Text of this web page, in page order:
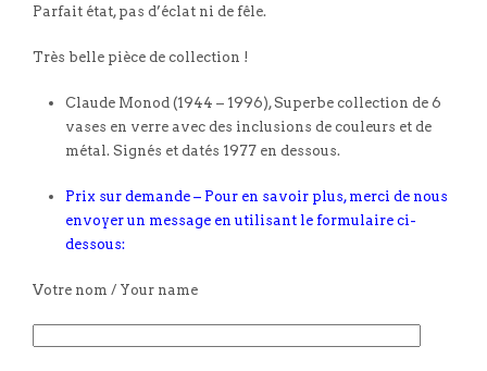
Parfait état, pas d’éclat ni de fêle.
Très belle pièce de collection !
Claude Monod (1944 – 1996), Superbe collection de 6
vases en verre avec des inclusions de couleurs et de
métal. Signés et datés 1977 en dessous.
Prix sur demande – Pour en savoir plus, merci de nous
envoyer un message en utilisant le formulaire ci-
dessous:
Votre nom / Your name